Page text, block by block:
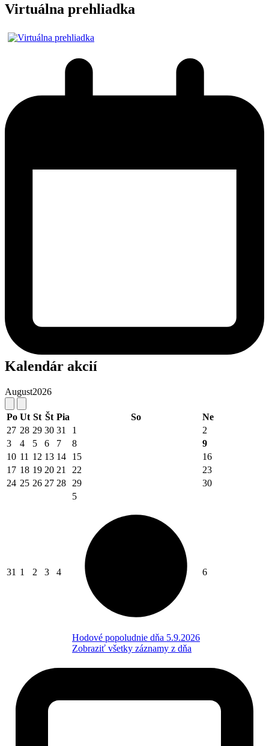
Virtuálna prehliadka
Kalendár akcií
August2026
Po Ut St Št Pia So
Ne
27 28 29 30 31 1
2
3
4 5 6 7 8
9
10 11 12 13 14 15
16
17 18 19 20 21 22
23
24 25 26 27 28 29 30
31 1 2 3 4
5
Hodové popoludnie dňa 5.9.2026
Zobraziť všetky záznamy z dňa
6